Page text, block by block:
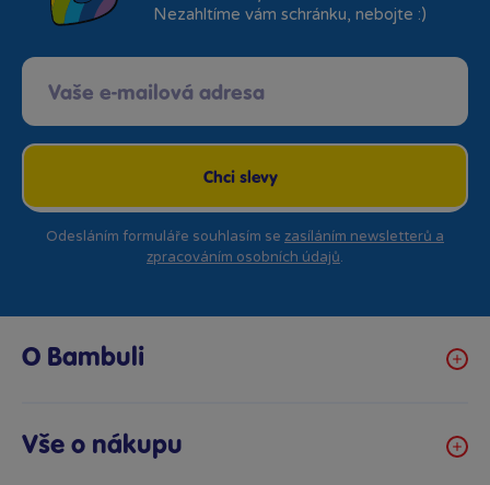
Nezahltíme vám schránku, nebojte :)
Chci slevy
Odesláním formuláře souhlasím se zasíláním newsletterů a
zpracováním osobních údajů.
O Bambuli
Prodejny Bambule
Vše o nákupu